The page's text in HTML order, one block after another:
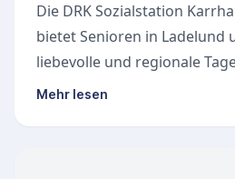
Die DRK Sozialstation
bietet Senioren in Ladelund
liebevolle und regionale
sehr gepflegten Anlage
Mehr lesen